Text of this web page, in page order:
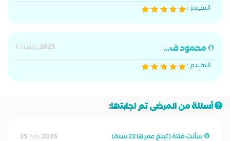
التقييم :
محمود ف...
1 August, 2023
التقييم :
أسئلة من المرضى تم اجابتها:
سألت فتاة (تبلغ عمرها 22 سنة) 25 July, 2026